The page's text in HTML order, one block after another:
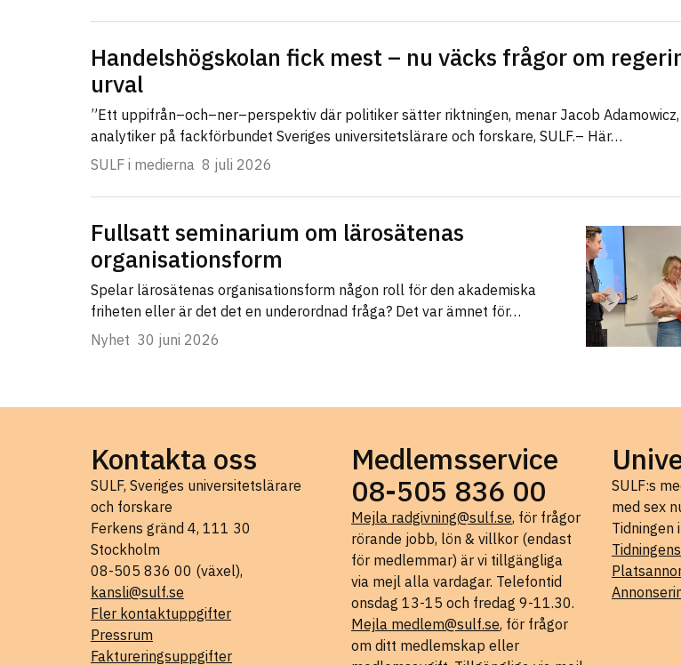
Handelshögskolan fick mest – nu väcks frågor om
urval
”Ett uppifrån–och–ner–perspektiv där politiker sätter riktningen, menar Jacob
analytiker på fackförbundet Sveriges universitetslärare och forskare, SULF.– Här…
SULF i medierna 8 juli 2026
Fullsatt seminarium om lärosätenas
organisationsform
Spelar lärosätenas organisationsform någon roll för den akademiska
friheten eller är det det en underordnad fråga? Det var ämnet för…
Nyhet 30 juni 2026
Kontakta oss
SULF, Sveriges universitetslärare
och forskare
Ferkens gränd 4, 111 30
Stockholm
08-505 836 00 (växel),
kansli@sulf.se
Fler kontaktuppgifter
Pressrum
Faktureringsuppgifter
Medlemsservice
08-505 836 00
Mejla radgivning@sulf.se, för frågor
rörande jobb, lön & villkor (endast
för medlemmar) är vi tillgängliga
via mejl alla vardagar. Telefontid
onsdag 13-15 och fredag 9-11.30.
Mejla medlem@sulf.se, för frågor
om ditt medlemskap eller
SULF:s
med sex
Tidningen